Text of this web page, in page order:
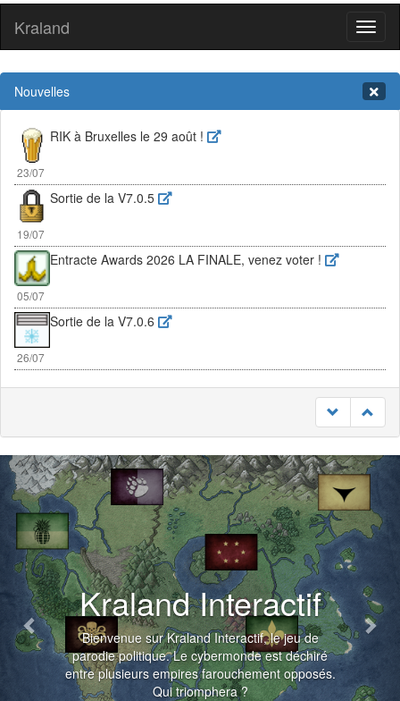
Kraland
Nouvelles
23/07
RIK à Bruxelles le 29 août !
19/07
Sortie de la V7.0.5
05/07
Entracte Awards 2026 LA FINALE, venez voter !
26/07
Sortie de la V7.0.6
Kraland Interactif
Bienvenue sur Kraland Interactif, le jeu de
parodie politique. Le cybermonde est déchiré
entre plusieurs empires farouchement opposés.
Qui triomphera ?
Previous